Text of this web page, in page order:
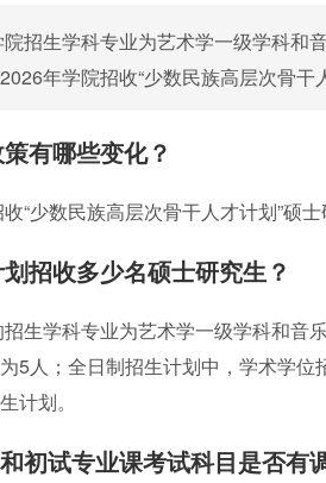
招生学科专业为艺术学一级学科和
年学院招收“少数民族高层次骨干
有哪些变化？
“少数民族高层次骨干人才计划”硕士
招收多少名硕士研究生？
生学科专业为艺术学一级学科和音
5人；全日制招生计划中，学术学
计划。
初试专业课考试科目是否有